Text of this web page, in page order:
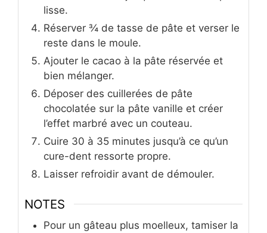
lisse.
Réserver ¾ de tasse de pâte et verser le
reste dans le moule.
Ajouter le cacao à la pâte réservée et
bien mélanger.
Déposer des cuillerées de pâte
chocolatée sur la pâte vanille et créer
l’effet marbré avec un couteau.
Cuire 30 à 35 minutes jusqu’à ce qu’un
cure-dent ressorte propre.
Laisser refroidir avant de démouler.
NOTES
Pour un gâteau plus moelleux, tamiser la